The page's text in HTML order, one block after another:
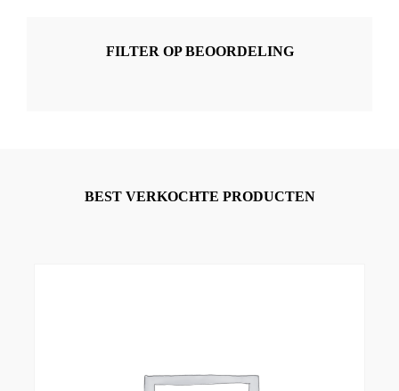
FILTER OP BEOORDELING
BEST VERKOCHTE PRODUCTEN